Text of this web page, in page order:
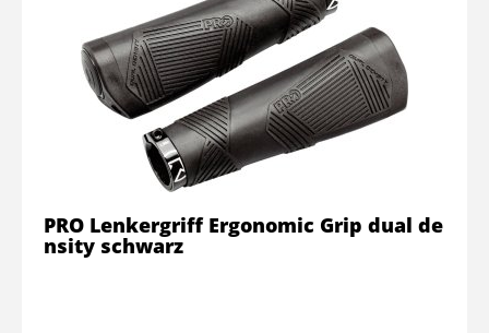
PRO Lenkergriff Ergonomic Grip dual de
nsity schwarz